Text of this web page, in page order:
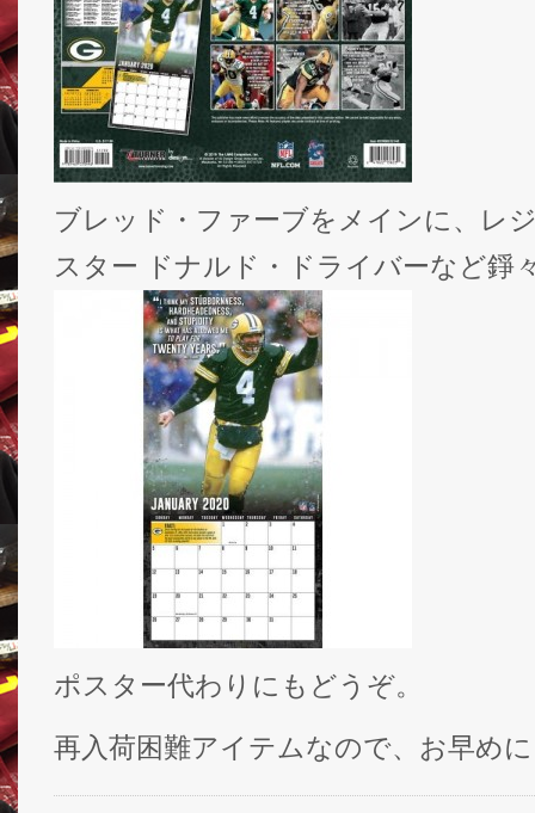
ブレッド・ファーブをメインに、レ
スター ドナルド・ドライバーなど錚
ポスター代わりにもどうぞ。
再入荷困難アイテムなので、お早め